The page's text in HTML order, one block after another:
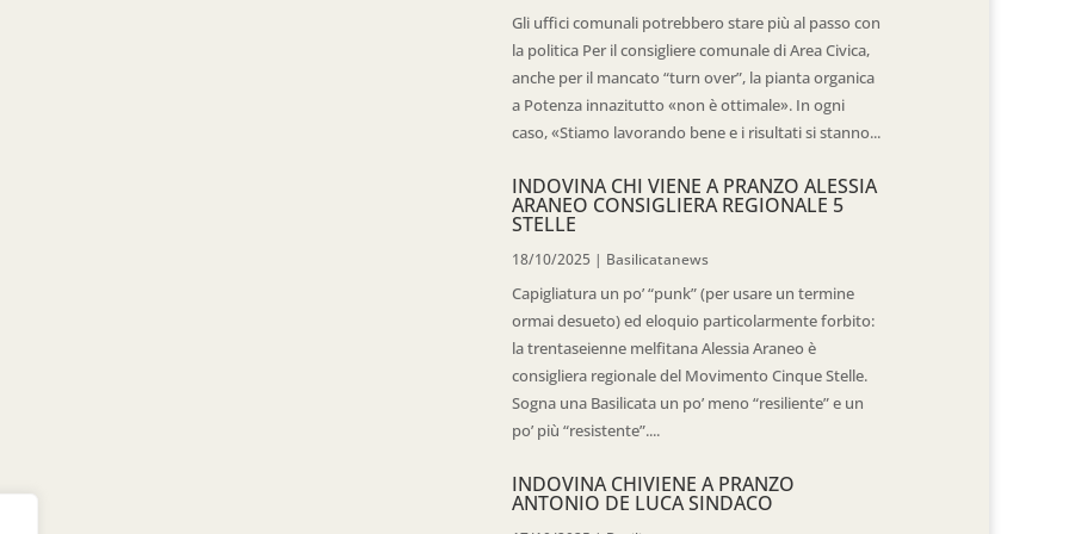
Gli uffici comunali potrebbero stare più al passo con
la politica Per il consigliere comunale di Area Civica,
anche per il mancato “turn over”, la pianta organica
a Potenza innazitutto «non è ottimale». In ogni
caso, «Stiamo lavorando bene e i risultati si stanno...
INDOVINA CHI VIENE A PRANZO ALESSIA
ARANEO CONSIGLIERA REGIONALE 5
STELLE
18/10/2025 | Basilicatanews
Capigliatura un po’ “punk” (per usare un termine
ormai desueto) ed eloquio particolarmente forbito:
la trentaseienne melfitana Alessia Araneo è
consigliera regionale del Movimento Cinque Stelle.
Sogna una Basilicata un po’ meno “resiliente” e un
po’ più “resistente”....
INDOVINA CHIVIENE A PRANZO
ANTONIO DE LUCA SINDACO